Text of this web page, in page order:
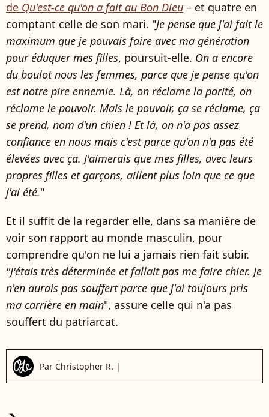
de Qu'est-ce qu'on a fait au Bon Dieu – et quatre en
comptant celle de son mari. "Je pense que j'ai fait le
maximum que je pouvais faire avec ma génération
pour éduquer mes filles, poursuit-elle. On a encore
du boulot nous les femmes, parce que je pense qu'on
est notre pire ennemie. Là, on réclame la parité, on
réclame le pouvoir. Mais le pouvoir, ça se réclame, ça
se prend, nom d'un chien ! Et là, on n'a pas assez
confiance en nous mais c'est parce qu'on n'a pas été
élevées avec ça. J'aimerais que mes filles, avec leurs
propres filles et garçons, aillent plus loin que ce que
j'ai été."
Et il suffit de la regarder elle, dans sa manière de
voir son rapport au monde masculin, pour
comprendre qu'on ne lui a jamais rien fait subir.
"J'étais très déterminée et fallait pas me faire chier. Je
n'en aurais pas souffert parce que j'ai toujours pris
ma carrière en main", assure celle qui n'a pas
souffert du patriarcat.
Par Christopher R. |